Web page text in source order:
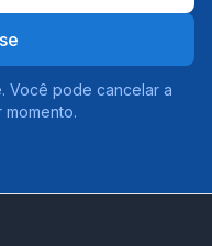
Você pode cancelar a